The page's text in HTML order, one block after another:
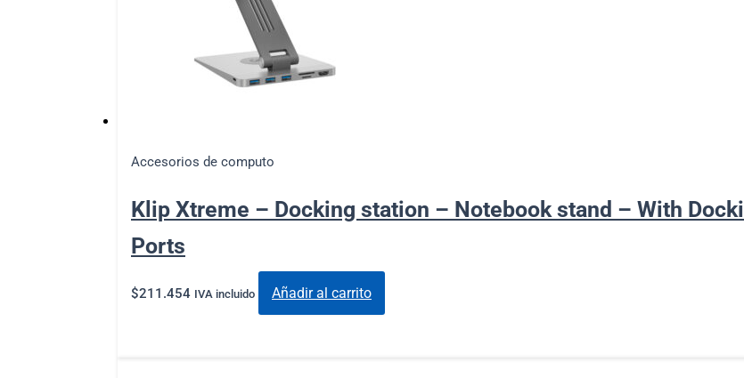
Accesorios de computo
Klip Xtreme – Docking station – Notebook stand – With
Ports
$211.454 IVA incluido Añadir al carrito